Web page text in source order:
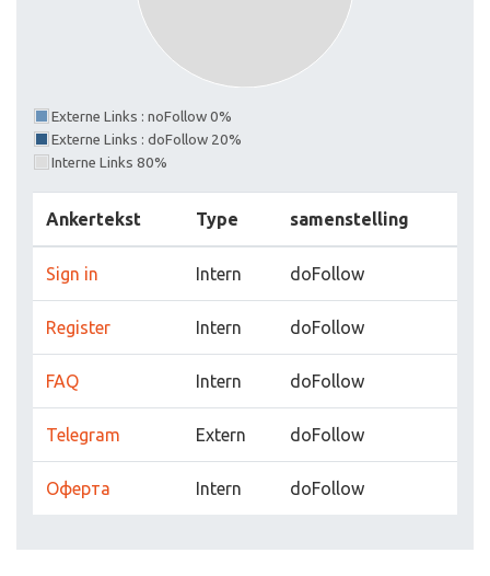
Externe Links : noFollow 0%
Externe Links : doFollow 20%
Interne Links 80%
Ankertekst Type samenstelling
Sign in Intern doFollow
Register Intern doFollow
FAQ Intern doFollow
Telegram Extern doFollow
Оферта Intern doFollow